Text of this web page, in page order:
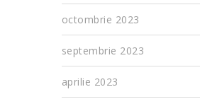
octombrie 2023
septembrie 2023
aprilie 2023